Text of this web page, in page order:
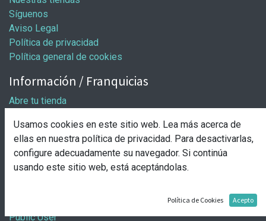
Síguenos
Aviso Legal
Política de privacidad
Política general de cookies
Información / Franquicias
Abre tu tienda
Solicitud de apertura
Comprar
Entrega y pago
Public User
Usamos cookies en este sitio web. Lea más acerca de
ellas en nuestra política de privacidad. Para desactivarlas,
configure adecuadamente su navegador. Si continúa
usando este sitio web, está aceptándolas.
Política de Cookies Acepto